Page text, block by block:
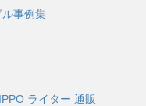
事例集
ライター 通販